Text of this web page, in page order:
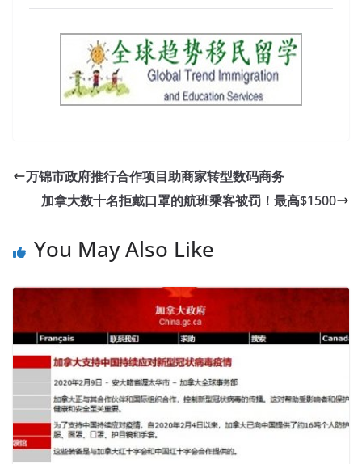
万锦市政府推行合作项目助商家转型数码商务
加拿大数十名拒戴口罩的航班乘客被罚！最高$1500
You May Also Like